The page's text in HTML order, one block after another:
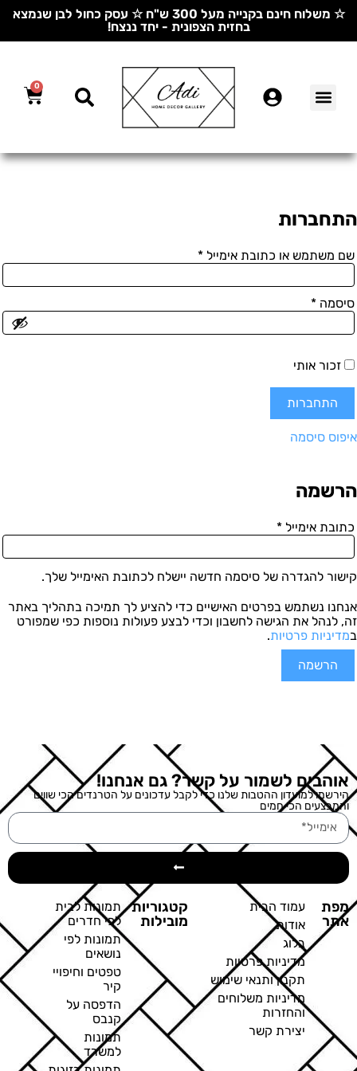
☆ משלוח חינם בקנייה מעל 300 ש"ח ☆ עסק כחול לבן שנמצא
בחזית הצפונית - יחד ננצח!
0
התחברות
שם משתמש או כתובת אימייל *
סיסמה *
זכור אותי
התחברות
איפוס סיסמה
הרשמה
כתובת אימייל *
קישור להגדרה של סיסמה חדשה יישלח לכתובת האימייל שלך.
אנחנו נשתמש בפרטים האישיים כדי להציע לך תמיכה בתהליך באתר
זה, לנהל את הגישה לחשבון וכדי לבצע פעולות נוספות כפי שמפורט
במדיניות פרטיות.
הרשמה
אוהבים לשמור על קשר? גם אנחנו!
הירשמו למועדון ההטבות שלנו כדי לקבל עדכונים על הטרנדים הכי שווים
והמבצעים הכי חמים
מפת
אתר
עמוד הבית
אודות
בלוג
מדיניות פרטיות
תקנון ותנאי שימוש
מדיניות משלוחים
והחזרות
יצירת קשר
קטגוריות
מובילות
תמונות לבית
לפי חדרים
תמונות לפי
נושאים
טפטים וחיפויי
קיר
הדפסה על
קנבס
תמונות
למשרד